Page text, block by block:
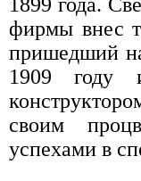
фирмы внес
пришедший
1909 году
своим
успехами в